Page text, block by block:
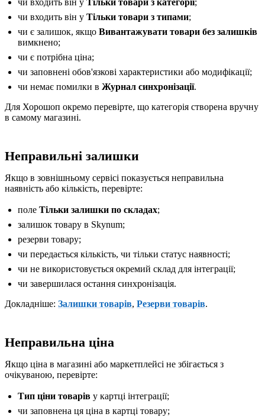
чи входить він у Тільки товари з категорії;
чи входить він у Тільки товари з типами;
чи є залишок, якщо Вивантажувати товари без залишків
вимкнено;
чи є потрібна ціна;
чи заповнені обов'язкові характеристики або модифікації;
чи немає помилки в Журнал синхронізації.
Для Хорошоп окремо перевірте, що категорія створена вручну
в самому магазині.
Неправильні залишки
Якщо в зовнішньому сервісі показується неправильна
наявність або кількість, перевірте:
поле Тільки залишки по складах;
залишок товару в Skynum;
резерви товару;
чи передається кількість, чи тільки статус наявності;
чи не використовується окремий склад для інтеграції;
чи завершилася остання синхронізація.
Докладніше: Залишки товарів, Резерви товарів.
Неправильна ціна
Якщо ціна в магазині або маркетплейсі не збігається з
очікуваною, перевірте:
Тип ціни товаріву картці інтеграції;
чи заповнена ця ціна в картці товару;